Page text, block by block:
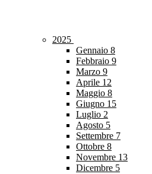
2025
Gennaio 8
Febbraio 9
Marzo 9
Aprile 12
Maggio 8
Giugno 15
Luglio 2
Agosto 5
Settembre 7
Ottobre 8
Novembre 13
Dicembre 5